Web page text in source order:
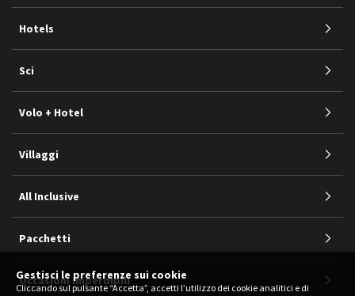
Gestisci le preferenze sui cookie
Cliccando sul pulsante “Accetta”, accetti l’utilizzo dei cookie analitici e di
Hotels
Sci
Volo + Hotel
Villaggi
All Inclusive
Pacchetti
Occasioni Imperdibili